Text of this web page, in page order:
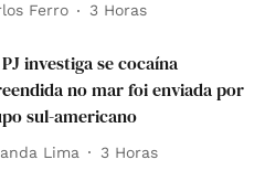
Ferro 3 Horas
PJ investiga se cocaína
no mar foi enviada por
sul-americano
Lima 3 Horas